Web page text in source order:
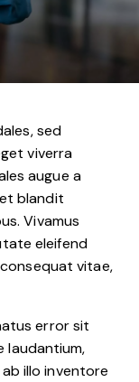
sed
viverra
augue a
blandit
Vivamus
eleifend
vitae,
error sit
laudantium,
illo inventore